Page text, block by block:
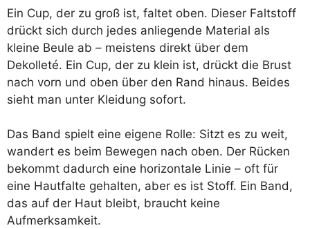
Ein Cup, der zu groß ist, faltet oben. Dieser Faltstoff
drückt sich durch jedes anliegende Material als
kleine Beule ab – meistens direkt über dem
Dekolleté. Ein Cup, der zu klein ist, drückt die Brust
nach vorn und oben über den Rand hinaus. Beides
sieht man unter Kleidung sofort.
Das Band spielt eine eigene Rolle: Sitzt es zu weit,
wandert es beim Bewegen nach oben. Der Rücken
bekommt dadurch eine horizontale Linie – oft für
eine Hautfalte gehalten, aber es ist Stoff. Ein Band,
das auf der Haut bleibt, braucht keine
Aufmerksamkeit.